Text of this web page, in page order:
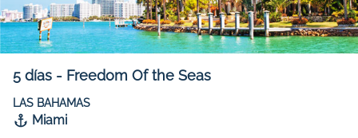
5 días - Freedom Of the Seas
LAS BAHAMAS
Miami